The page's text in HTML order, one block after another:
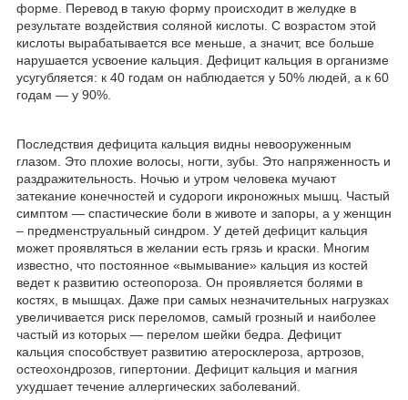
форме. Перевод в такую форму происходит в желудке в
результате воздействия соляной кислоты. С возрастом этой
кислоты вырабатывается все меньше, а значит, все больше
нарушается усвоение кальция. Дефицит кальция в организме
усугубляется: к 40 годам он наблюдается у 50% людей, а к 60
годам ― у 90%.
Последствия дефицита кальция видны невооруженным
глазом. Это плохие волосы, ногти, зубы. Это напряженность и
раздражительность. Ночью и утром человека мучают
затекание конечностей и судороги икроножных мышц. Частый
симптом ― спастические боли в животе и запоры, а у женщин
– предменструальный синдром. У детей дефицит кальция
может проявляться в желании есть грязь и краски. Многим
известно, что постоянное «вымывание» кальция из костей
ведет к развитию остеопороза. Он проявляется болями в
костях, в мышцах. Даже при самых незначительных нагрузках
увеличивается риск переломов, самый грозный и наиболее
частый из которых ― перелом шейки бедра. Дефицит
кальция способствует развитию атеросклероза, артрозов,
остеохондрозов, гипертонии. Дефицит кальция и магния
ухудшает течение аллергических заболеваний.